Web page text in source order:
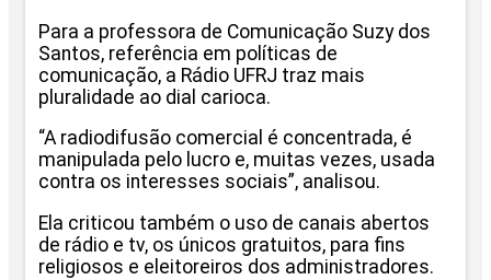
Para a professora de Comunicação Suzy dos
Santos, referência em políticas de
comunicação, a Rádio UFRJ traz mais
pluralidade ao dial carioca.
“A radiodifusão comercial é concentrada, é
manipulada pelo lucro e, muitas vezes, usada
contra os interesses sociais”, analisou.
Ela criticou também o uso de canais abertos
de rádio e tv, os únicos gratuitos, para fins
religiosos e eleitoreiros dos administradores.